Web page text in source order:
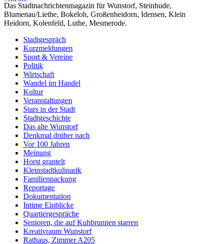
Das Stadtnachrichtenmagazin für Wunstorf, Steinhude,
Blumenau/Liethe, Bokeloh, Großenheidorn, Idensen, Klein
Heidorn, Kolenfeld, Luthe, Mesmerode.
Stadtgespräch
Kurzmeldungen
Sport & Vereine
Politik
Wirtschaft
Wandel im Handel
Kultur
Veranstaltungen
Stars in der Stadt
Stadtgeschichte
Das alte Wunstorf
Denkmal drüber nach
Vor 100 Jahren
Meinung
Horst grantelt
Kleinstadtkulinarik
Familienpackung
Reportage
Dokumentation
Intime Einblicke
Quartiergespräche
Senioren, die auf Kuhbrunnen starren
Kreativraum Wunstorf
Rathaus, Zimmer A205